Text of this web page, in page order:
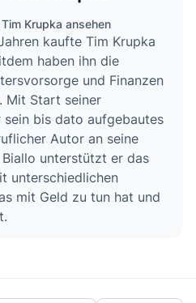
Krupka ansehen
kaufte Tim Krupka
haben ihn die
und Finanzen
Mit Start seiner
bis dato aufgebautes
Autor an seine
unterstützt er das
unterschiedlichen
mit Geld zu tun hat und